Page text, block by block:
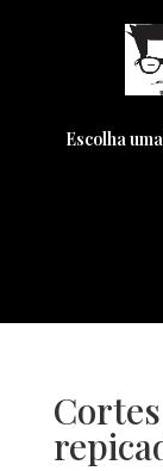
Escolha